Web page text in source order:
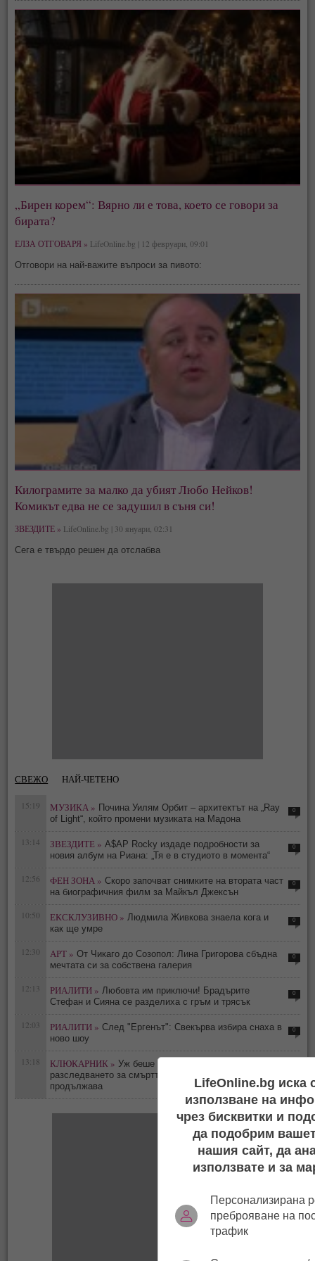
„Бирен корем“: Вярно ли е това, което се говори за
бирата?
ЕЛЗА ОТГОВАРЯ » LifeOnline.bg | 12 февруари, 09:01
Отговори на най-важите въпроси за пивото:
Килограмите за малко да убият Любо Нейков!
Комикът едва не се задушил в съня си!
ЗВЕЗДИТЕ » LifeOnline.bg | 30 януари, 02:31
Сега е твърдо решен да отслабва
СВЕЖО НАЙ-ЧЕТЕНО
15:19 МУЗИКА » Почина Уилям Орбит – архитектът на „Ray
of Light“, който промени музиката на Мадона
0
13:14 ЗВЕЗДИТЕ » A$AP Rocky издаде подробности за
новия албум на Риана: „Тя е в студиото в момента“
0
12:56 ФЕН ЗОНА » Скоро започват снимките на втората част
на биографичния филм за Майкъл Джексън
0
10:50 ЕКСКЛУЗИВНО » Людмила Живкова знаела кога и
как ще умре
0
12:30 АРТ » От Чикаго до Созопол: Лина Григорова сбъдна
мечтата си за собствена галерия
0
12:13 РИАЛИТИ » Любовта им приключи! Брадърите
Стефан и Сияна се разделиха с гръм и трясък
0
12:03 РИАЛИТИ » След "Ергенът": Свекърва избира снаха в
ново шоу
0
13:18 КЛЮКАРНИК » Уж беше самоубийство -
разследването за смъртта на Тодор Славков
продължава
LifeOnline.bg иска
използване на
чрез бисквитки и
да подобрим
нашия сайт, да
използвате и за
Персонализирана
преброяване на
трафик